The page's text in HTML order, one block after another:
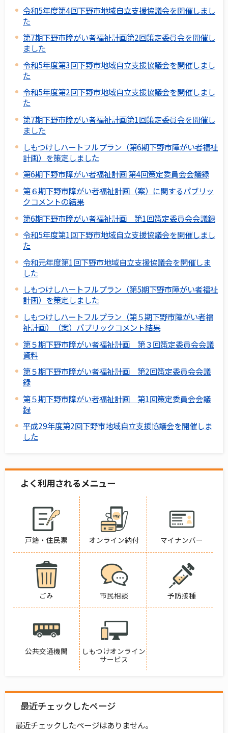
令和5年度第4回下野市地域自立支援協議会を開催しまし
た
第7期下野市障がい者福祉計画第2回策定委員会を開催し
ました
令和5年度第3回下野市地域自立支援協議会を開催しまし
た
令和5年度第2回下野市地域自立支援協議会を開催しまし
た
第7期下野市障がい者福祉計画第1回策定委員会を開催し
ました
しもつけしハートフルプラン（第6期下野市障がい者福祉
計画）を策定しました
第6期下野市障がい者福祉計画 第4回策定委員会会議録
第６期下野市障がい者福祉計画（案）に関するパブリッ
クコメントの結果
第6期下野市障がい者福祉計画 第1回策定委員会会議録
令和5年度第1回下野市地域自立支援協議会を開催しまし
た
令和元年度第1回下野市地域自立支援協議会を開催しま
した
しもつけしハートフルプラン（第5期下野市障がい者福祉
計画）を策定しました
しもつけしハートフルプラン（第５期下野市障がい者福
祉計画）（案）パブリックコメント結果
第５期下野市障がい者福祉計画 第３回策定委員会会議
資料
第５期下野市障がい者福祉計画 第2回策定委員会会議
録
第５期下野市障がい者福祉計画 第1回策定委員会会議
録
平成29年度第2回下野市地域自立支援協議会を開催しま
した
よく利用されるメニュー
戸籍・住民票 オンライン納付 マイナンバー
ごみ 市民相談 予防接種
公共交通機関
しもつけオンライン
サービス
最近チェックしたページ
最近チェックしたページはありません。